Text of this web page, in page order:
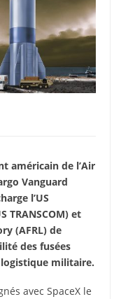
américain de l’Air
Vanguard
l’US
TRANSCOM) et
(AFRL) de
des fusées
militaire.
avec SpaceX le